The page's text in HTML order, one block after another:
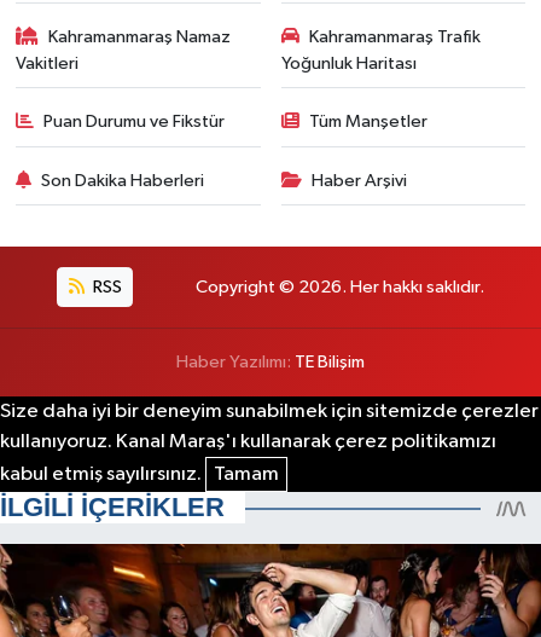
Kahramanmaraş Namaz
Vakitleri
Kahramanmaraş Trafik
Yoğunluk Haritası
Puan Durumu ve Fikstür Tüm Manşetler
Son Dakika Haberleri Haber Arşivi
RSS Copyright © 2026. Her hakkı saklıdır.
Haber Yazılımı: TE Bilişim
Size daha iyi bir deneyim sunabilmek için sitemizde çerezler
kullanıyoruz. Kanal Maraş'ı kullanarak çerez politikamızı
kabul etmiş sayılırsınız.
Tamam